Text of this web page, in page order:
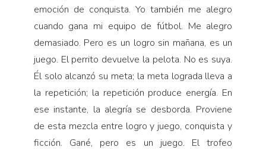
Relecturas
Sociedad
Turismo accidental
Vidas paralelas
emoción de conquista. Yo también me alegro
cuando gana mi equipo de fútbol. Me alegro
demasiado. Pero es un logro sin mañana, es un
juego. El perrito devuelve la pelota. No es suya.
Él solo alcanzó su meta; la meta lograda lleva a
la repetición; la repetición produce energía. En
ese instante, la alegría se desborda. Proviene
de esta mezcla entre logro y juego, conquista y
ficción. Gané, pero es un juego. El trofeo